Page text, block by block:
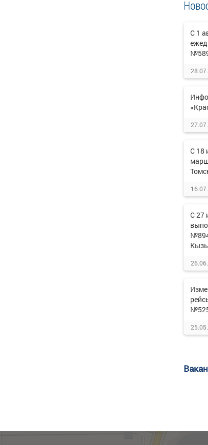
С 1
С 18
С 27